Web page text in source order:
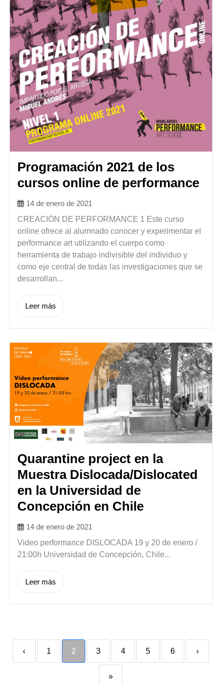
Programación 2021 de los
cursos online de performance
14 de enero de 2021
CREACIÓN DE PERFORMANCE 1 Este curso
online ofrece al alumnado conocer y experimentar el
performance art utilizando el cuerpo como
herramienta de trabajo indivisible del individuo y
como eje central de todas las investigaciones que se
desarrollan...
Leer más
Quarantine project en la
Muestra Dislocada/Dislocated
en la Universidad de
Concepción en Chile
14 de enero de 2021
Video performance DISLOCADA 19 y 20 de enero /
21:00h Universidad de Concepción, Chile...
Leer más
‹ 1 2 3 4 5 6 ›
»